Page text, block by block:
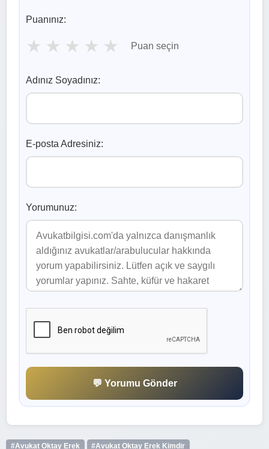
Puanınız:
★ ★ ★ ★ ★ Puan seçin
Adınız Soyadınız:
E-posta Adresiniz:
Yorumunuz:
💬 Yorumu Gönder
#Avukat Oktay Erek
#Avukat Oktay Erek Kimdir